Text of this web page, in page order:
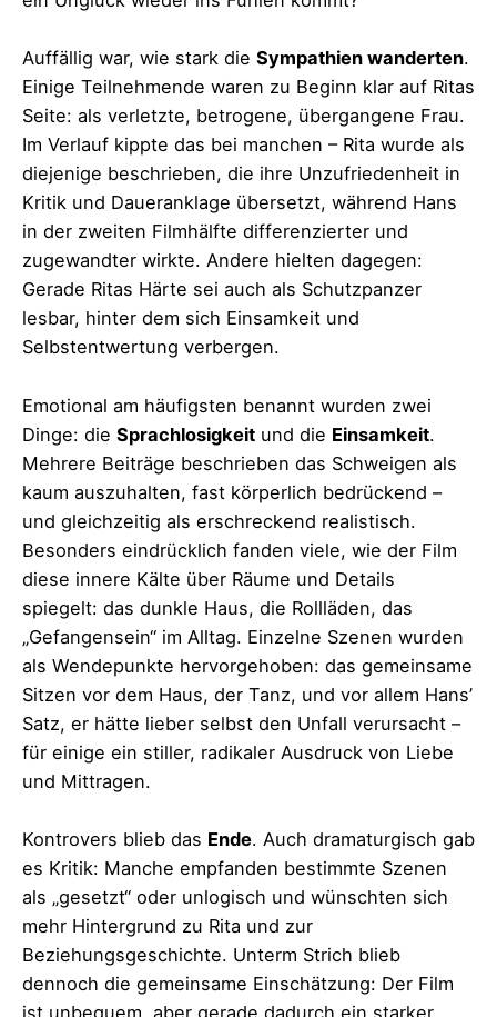
Auffällig war, wie stark die Sympathien wanderten.
Einige Teilnehmende waren zu Beginn klar auf Ritas
Seite: als verletzte, betrogene, übergangene Frau.
Im Verlauf kippte das bei manchen – Rita wurde als
diejenige beschrieben, die ihre Unzufriedenheit in
Kritik und Daueranklage übersetzt, während Hans
in der zweiten Filmhälfte differenzierter und
zugewandter wirkte. Andere hielten dagegen:
Gerade Ritas Härte sei auch als Schutzpanzer
lesbar, hinter dem sich Einsamkeit und
Selbstentwertung verbergen.
Emotional am häufigsten benannt wurden zwei
Dinge: die Sprachlosigkeit und die Einsamkeit.
Mehrere Beiträge beschrieben das Schweigen als
kaum auszuhalten, fast körperlich bedrückend –
und gleichzeitig als erschreckend realistisch.
Besonders eindrücklich fanden viele, wie der Film
diese innere Kälte über Räume und Details
spiegelt: das dunkle Haus, die Rollläden, das
„Gefangensein“ im Alltag. Einzelne Szenen wurden
als Wendepunkte hervorgehoben: das gemeinsame
Sitzen vor dem Haus, der Tanz, und vor allem Hans’
Satz, er hätte lieber selbst den Unfall verursacht –
für einige ein stiller, radikaler Ausdruck von Liebe
und Mittragen.
Kontrovers blieb das Ende. Auch dramaturgisch gab
es Kritik: Manche empfanden bestimmte Szenen
als „gesetzt“ oder unlogisch und wünschten sich
mehr Hintergrund zu Rita und zur
Beziehungsgeschichte. Unterm Strich blieb
dennoch die gemeinsame Einschätzung: Der Film
ist unbequem, aber gerade dadurch ein starker